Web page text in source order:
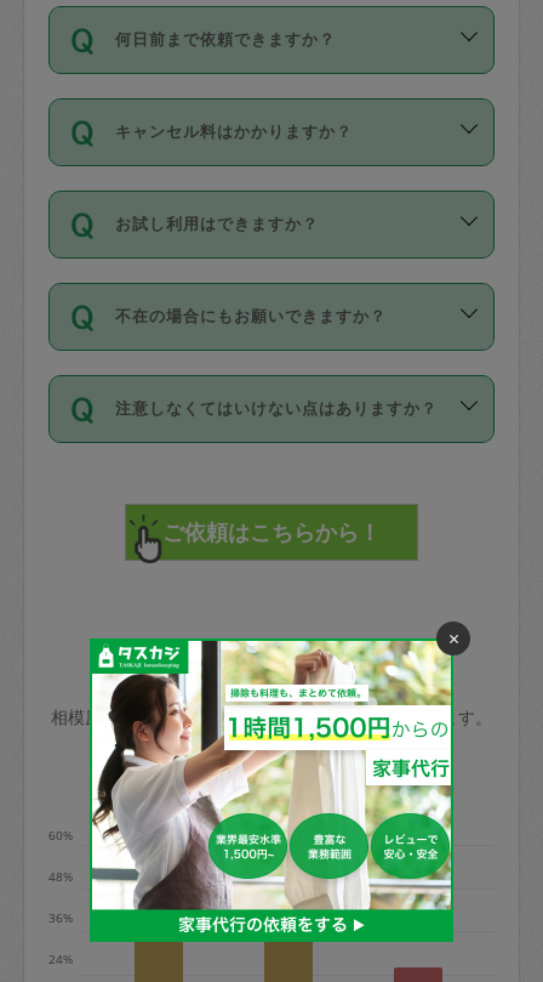
時間も被らない場合、損害保険の対象外
社員など様々なバックグラウンドの方が
登録しています。
日本語も話せる方など様々です。
ールに記載していますので、各自の得意
を依頼してください。
確認しています。タスカジさんトレーニ
ング動画を使ったセルフトレーニングの
現場トライアルを受け、合格したタスカ
ジさんが活動されています。
※テストセンターの講評は１件目のレビュ
参考
【詳細】タスカジさんの登録に際
依頼者とタスカジさんとの間でタスカジ
を通して成立した作業時間内での作業に
適用されます。作業範囲は、掃除、洗
です。作業中に物を壊したり、人にけが
をさせたりした場合が対象で、補償金額
す。
写真を撮り、
詳細FAQ：
損害賠償保険について教えて
何日前まで依頼できますか？
ご依頼は、現在を起点に3日後（72時間
以降）の日時から受付可能となっていま
す。
タスカジさんへ「募集」をかけることが
可能です。
キャンセル料はかかりますか？
キャンセル料には、以下の2種類がありま
す。
1. 直前キャンセル（定期、スポット契約
共通）
72時間を超える※と、以下のキャンセル
料が発生します。
直前キャンセル料：
72時間前〜24時間前＝依頼料金の50%
交通費全額
依頼者不在による当日キャンセル＝依頼
金額の100%＋交通費全額
※例：依頼日時／土曜日午前9時開始の場
合、水曜日午前9時以降はキャンセル料が
発生
水曜日9時〜金曜日9時まで＝依頼料金の
50%
金曜日9時～土曜日8時まで＝依頼金額の
お試し利用はできますか？
「お試し利用」というメニューはありま
せんが、「一回のみ」依頼を活用するこ
とによって、気に入ったタスカジさんを
まず、条件の合う気になるタスカジさ
みてください。
その後、一番気に入ったタスカジさんに
不在の場合にもお願いできますか？
不在の場合の作業はタスカジさんの同意
が必要です。数回の依頼ののち、タスカ
ジさんと依頼者の間で十分な信頼関係が
てください。
不在時に部屋に入るためにタスカジさん
害（たとえば、第三者の侵入など）が起
きた場合は損害保険の対象外となるので
ご注意ください。
注意しなくてはいけない点はありますか？
で、必ず鍵のかかるロッカーや金庫に入
れて依頼者の責任の元管理するよう心掛
けてください。
ード、5千円以上のアクセサリー、500円
玉、など
あわせてこちらも参照ください ： 初めて
利用します。注意しなくてはいけない点
はありますか？
相模原市の家事代行ご利用状況
相模原市のタスカジの利用データを元に掲載しています。
利用の多い曜日は？
24%
36%
48%
60%
×